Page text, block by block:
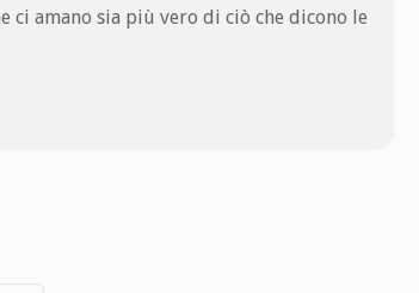
ci amano sia più vero di ciò che dicono le